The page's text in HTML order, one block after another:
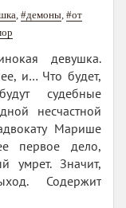
, #демоны, #от
девушка.
и… Что будет,
судебные
несчастной
Марише
первое дело,
умрет. Значит,
Содержит